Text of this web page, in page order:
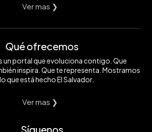
Ver mas ❯
Qué ofrecemos
un portal que evoluciona contigo. Que
inspira. Que te representa. Mostramos
que está hecho El Salvador.
Ver mas ❯
Síguenos